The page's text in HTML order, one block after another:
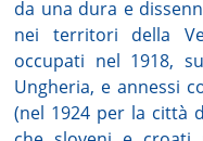
da una dura e
nei territori della
occupati nel 1918,
Ungheria, e annessi
(nel 1924 per la città